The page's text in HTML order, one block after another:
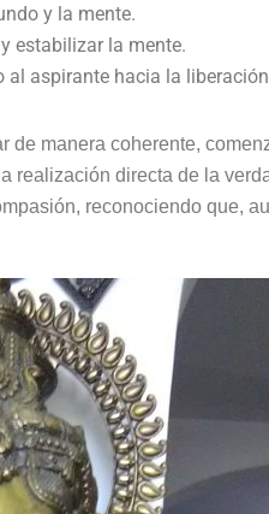
y la mente.
estabilizar la mente.
aspirante hacia la
de manera coherente,
directa de la
reconociendo que,